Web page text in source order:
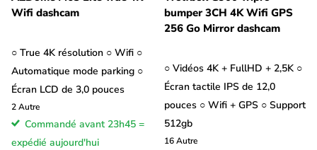
Wifi dashcam
○ True 4K résolution ○ Wifi ○
Automatique mode parking ○
Écran LCD de 3,0 pouces
2Autre
Commandé avant 23h45 =
expédié aujourd'hui
bumper 3CH 4K Wifi GPS
256 Go Mirror dashcam
○ Vidéos 4K + FullHD + 2,5K ○
Écran tactile IPS de 12,0
pouces ○ Wifi + GPS ○ Support
512gb
16Autre